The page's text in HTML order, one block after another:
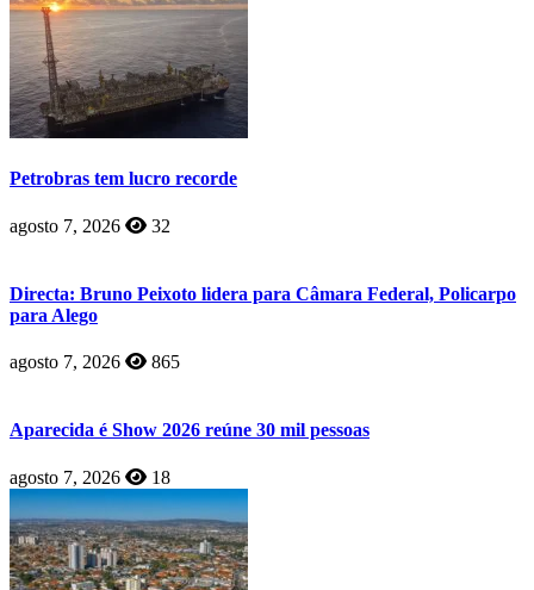
Petrobras tem lucro recorde
agosto 7, 2026 32
Directa: Bruno Peixoto lidera para Câmara Federal, Policarpo
para Alego
agosto 7, 2026 865
Aparecida é Show 2026 reúne 30 mil pessoas
agosto 7, 2026 18